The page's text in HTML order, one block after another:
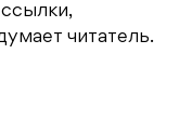
читатель.